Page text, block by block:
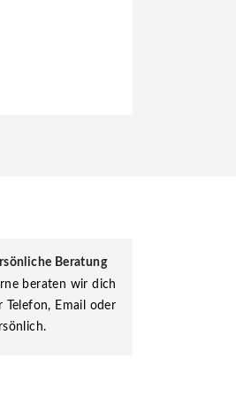
Beratung
beraten wir dich
Telefon, Email oder